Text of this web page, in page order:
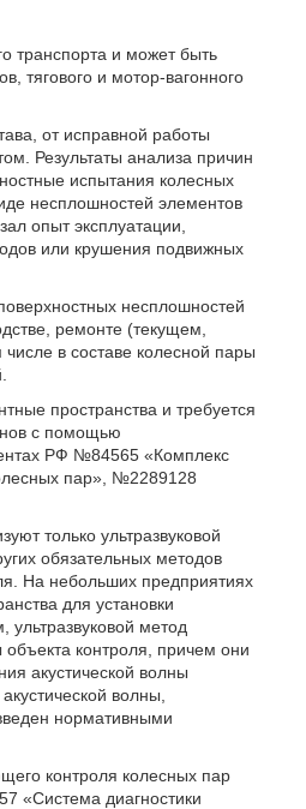
транспорта и может быть
тягового и мотор-вагонного
от исправной работы
Результаты анализа причин
испытания колесных
несплошностей элементов
опыт эксплуатации,
или крушения подвижных
несплошностей
ремонте (текущем,
в составе колесной пары
пространства и требуется
с помощью
РФ №84565 «Комплекс
пар», №2289128
только ультразвуковой
обязательных методов
На небольших предприятиях
для установки
метод
контроля, причем они
акустической волны
волны,
нормативными
контроля колесных пар
«Система диагностики